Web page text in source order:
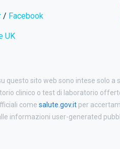
/ Facebook
UK
questo sito web sono intese solo
clinico o test di laboratorio
come salute.gov.it per
informazioni user-generated